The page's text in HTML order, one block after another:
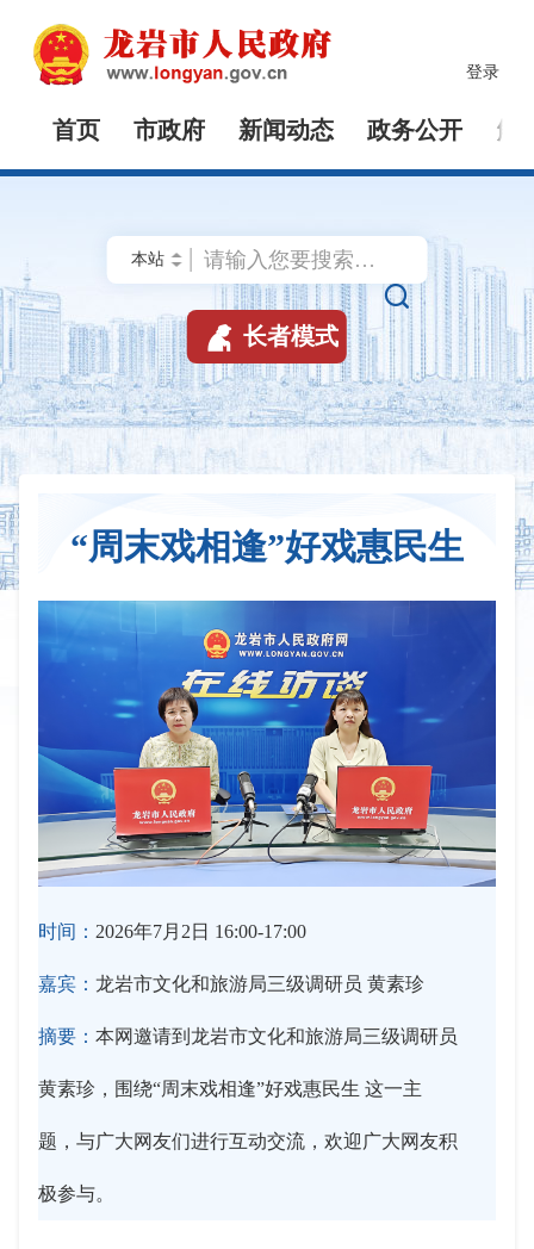
登录
首页 市政府 新闻动态 政务公开 解

 长者模式
“周末戏相逢”好戏惠民生
时间： 2026年7月2日 16:00-17:00
嘉宾： 龙岩市文化和旅游局三级调研员 黄素珍
摘要： 本网邀请到龙岩市文化和旅游局三级调研员
黄素珍，围绕“周末戏相逢”好戏惠民生 这一主
题，与广大网友们进行互动交流，欢迎广大网友积
极参与。